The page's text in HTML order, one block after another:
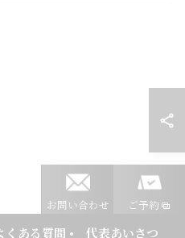
お問い合わせ ご予約
くある質問 代表あいさつ